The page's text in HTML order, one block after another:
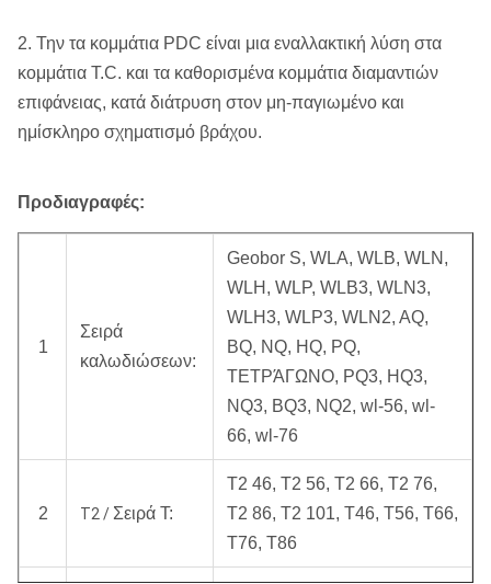
2. Την τα κομμάτια PDC είναι μια εναλλακτική λύση στα
κομμάτια T.C. και τα καθορισμένα κομμάτια διαμαντιών
επιφάνειας, κατά διάτρυση στον μη-παγιωμένο και
ημίσκληρο σχηματισμό βράχου.
Προδιαγραφές:
1
Σειρά
καλωδιώσεων:
Geobor S, WLA, WLB, WLN,
WLH, WLP, WLB3, WLN3,
WLH3, WLP3, WLN2, AQ,
BQ, NQ, HQ, PQ,
ΤΕΤΡΆΓΩΝΟ, PQ3, HQ3,
NQ3, BQ3, NQ2, wl-56, wl-
66, wl-76
2 T2 / Σειρά Τ:
T2 46, T2 56, T2 66, T2 76,
T2 86, T2 101, T46, T56, T66,
T76, T86